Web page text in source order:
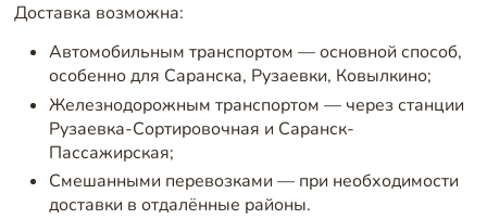
Доставка возможна:
Автомобильным транспортом — основной способ,
особенно для Саранска, Рузаевки, Ковылкино;
Железнодорожным транспортом — через станции
Рузаевка-Сортировочная и Саранск-
Пассажирская;
Смешанными перевозками — при необходимости
доставки в отдалённые районы.